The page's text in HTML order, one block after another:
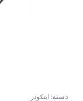
دسته: اینکودر